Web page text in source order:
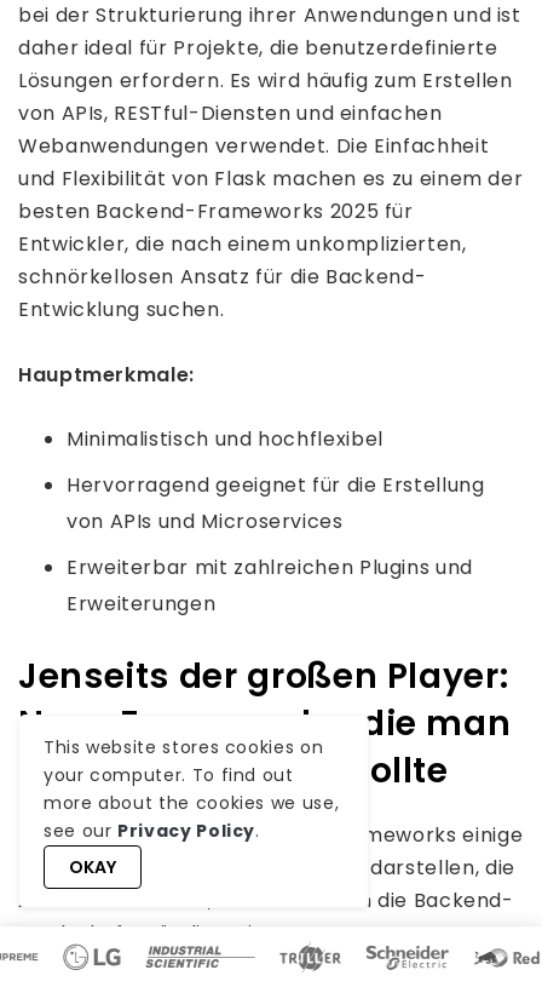
bei der Strukturierung ihrer Anwendungen und ist
daher ideal für Projekte, die benutzerdefinierte
Lösungen erfordern. Es wird häufig zum Erstellen
von APIs, RESTful-Diensten und einfachen
Webanwendungen verwendet. Die Einfachheit
und Flexibilität von Flask machen es zu einem der
besten Backend-Frameworks 2025 für
Entwickler, die nach einem unkomplizierten,
schnörkellosen Ansatz für die Backend-
Entwicklung suchen.
Hauptmerkmale:
Minimalistisch und hochflexibel
Hervorragend geeignet für die Erstellung
von APIs und Microservices
Erweiterbar mit zahlreichen Plugins und
Erweiterungen
Jenseits der großen Player:
Neue Frameworks, die man
im Auge behalten sollte
Während die oben genannten Frameworks einige
der besten Backend-Frameworks darstellen, die
2025 zu bieten hat, entwickelt sich die Backend-
Landschaft ständig weiter.
This website stores cookies on
your computer. To find out
more about the cookies we use,
see our Privacy Policy.
OKAY